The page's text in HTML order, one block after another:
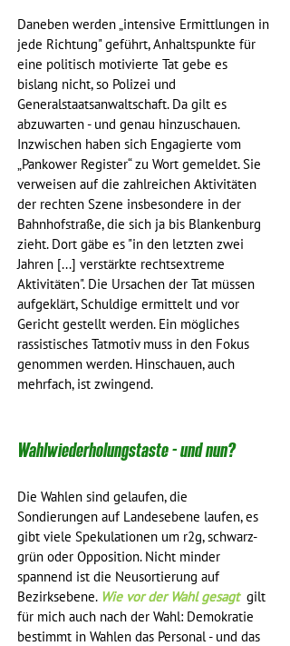
Daneben werden „intensive Ermittlungen in
jede Richtung" geführt, Anhaltspunkte für
eine politisch motivierte Tat gebe es
bislang nicht, so Polizei und
Generalstaatsanwaltschaft. Da gilt es
abzuwarten - und genau hinzuschauen.
Inzwischen haben sich Engagierte vom
„Pankower Register“ zu Wort gemeldet. Sie
verweisen auf die zahlreichen Aktivitäten
der rechten Szene insbesondere in der
Bahnhofstraße, die sich ja bis Blankenburg
zieht. Dort gäbe es "in den letzten zwei
Jahren [...] verstärkte rechtsextreme
Aktivitäten". Die Ursachen der Tat müssen
aufgeklärt, Schuldige ermittelt und vor
Gericht gestellt werden. Ein mögliches
rassistisches Tatmotiv muss in den Fokus
genommen werden. Hinschauen, auch
mehrfach, ist zwingend.
Wahlwiederholungstaste - und nun?
Die Wahlen sind gelaufen, die
Sondierungen auf Landesebene laufen, es
gibt viele Spekulationen um r2g, schwarz-
grün oder Opposition. Nicht minder
spannend ist die Neusortierung auf
Bezirksebene. Wie vor der Wahl gesagt
  gilt
für mich auch nach der Wahl: Demokratie
bestimmt in Wahlen das Personal - und das